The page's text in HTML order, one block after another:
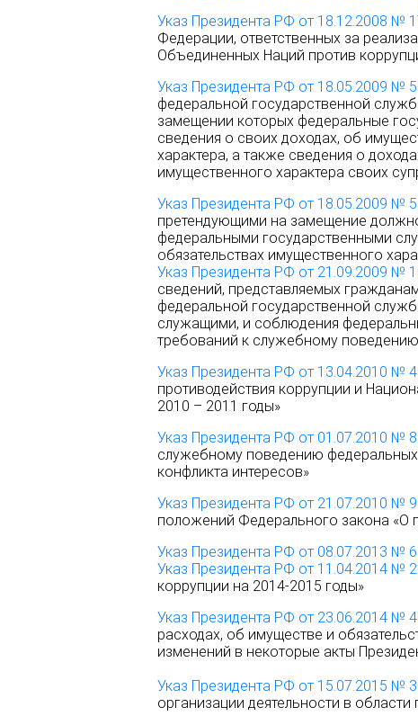
Указ Президента РФ от 18.12.2008 №
Федерации, ответственных за
Объединенных Наций против
Указ Президента РФ от 18.05.2009 №
федеральной государственной
замещении которых федеральные
сведения о своих доходах, об
характера, а также сведения о
имущественного характера своих
Указ Президента РФ от 18.05.2009 №
претендующими на замещение
федеральными государственными
обязательствах имущественного
Указ Президента РФ от 21.09.2009 №
сведений, представляемых
федеральной государственной
служащими, и соблюдения
требований к служебному
Указ Президента РФ от 13.04.2010 №
противодействия коррупции и
2010 – 2011 годы»
Указ Президента РФ от 01.07.2010 №
служебному поведению
конфликта интересов»
Указ Президента РФ от 21.07.2010 №
положений Федерального закона «О
Указ Президента РФ от 08.07.2013 №
Указ Президента РФ от 11.04.2014 №
коррупции на 2014-2015 годы»
Указ Президента РФ от 23.06.2014 №
расходах, об имуществе и
изменений в некоторые акты
Указ Президента РФ от 15.07.2015 №
организации деятельности в